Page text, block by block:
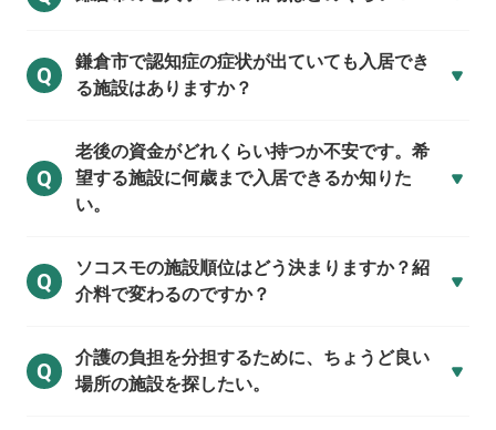
Q
鎌倉市で認知症の症状が出ていても入居でき
る施設はありますか？
Q
老後の資金がどれくらい持つか不安です。希
望する施設に何歳まで入居できるか知りた
い。
Q
ソコスモの施設順位はどう決まりますか？紹
介料で変わるのですか？
Q
介護の負担を分担するために、ちょうど良い
場所の施設を探したい。